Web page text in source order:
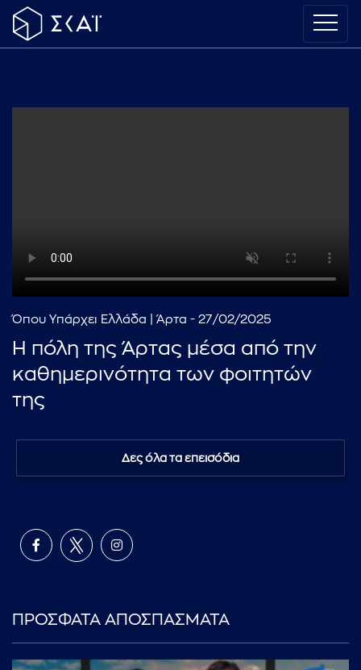
Όπου Υπάρχει Ελλάδα | Άρτα - 27/02/2025
Η πόλη της Άρτας μέσα από την
καθημερινότητα των φοιτητών
της
Δες όλα τα επεισόδια
ΠΡΟΣΦΑΤΑ ΑΠΟΣΠΑΣΜΑΤΑ